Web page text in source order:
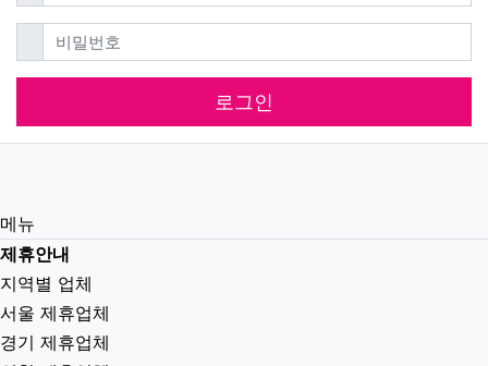
비밀번호필수
로그인
메뉴
제휴안내
지역별 업체
서울 제휴업체
경기 제휴업체